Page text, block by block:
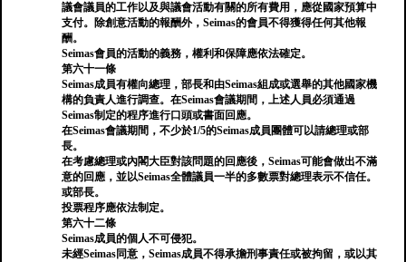
議會議員的工作以及與議會活動有關的所有費用，應從國家預算中
支付。除創意活動的報酬外，Seimas的會員不得獲得任何其他報
酬。
Seimas會員的活動的義務，權利和保障應依法確定。
第六十一條
Seimas成員有權向總理，部長和由Seimas組成或選舉的其他國家機
構的負責人進行調查。在Seimas會議期間，上述人員必須通過
Seimas制定的程序進行口頭或書面回應。
在Seimas會議期間，不少於1/5的Seimas成員團體可以請總理或部
長。
在考慮總理或內閣大臣對該問題的回應後，Seimas可能會做出不滿
意的回應，並以Seimas全體議員一半的多數票對總理表示不信任。
或部長。
投票程序應依法制定。
第六十二條
Seimas成員的個人不可侵犯。
未經Seimas同意，Seimas成員不得承擔刑事責任或被拘留，或以其